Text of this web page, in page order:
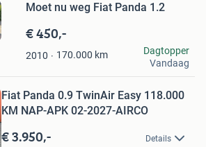
Moet nu weg Fiat Panda 1.2
€ 450,-
2010 170.000 km
Dagtopper
Vandaag
Fiat Panda 0.9 TwinAir Easy 118.000
KM NAP-APK 02-2027-AIRCO
€ 3.950,- Details